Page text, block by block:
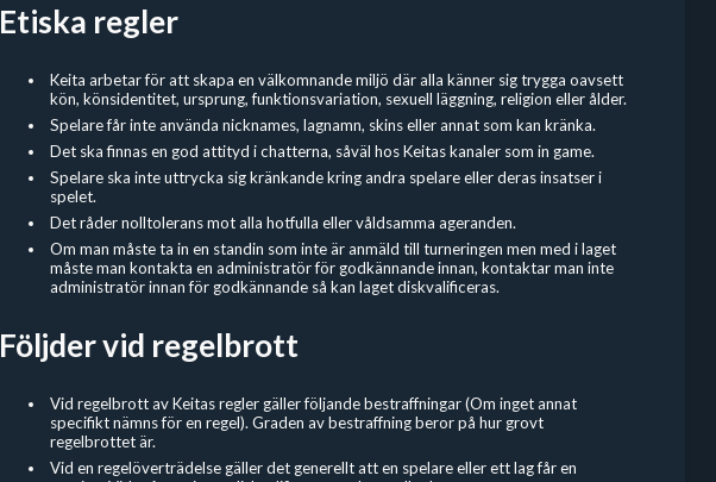
Etiska regler
Keita arbetar för att skapa en välkomnande miljö där alla känner sig trygga oavsett
kön, könsidentitet, ursprung, funktionsvariation, sexuell läggning, religion eller ålder.
Spelare får inte använda nicknames, lagnamn, skins eller annat som kan kränka.
Det ska finnas en god attityd i chatterna, såväl hos Keitas kanaler som in game.
Spelare ska inte uttrycka sig kränkande kring andra spelare eller deras insatser i
spelet.
Det råder nolltolerans mot alla hotfulla eller våldsamma ageranden.
Om man måste ta in en standin som inte är anmäld till turneringen men med i laget
måste man kontakta en administratör för godkännande innan, kontaktar man inte
administratör innan för godkännande så kan laget diskvalificeras.
Följder vid regelbrott
Vid regelbrott av Keitas regler gäller följande bestraffningar (Om inget annat
specifikt nämns för en regel). Graden av bestraffning beror på hur grovt
regelbrottet är.
Vid en regelöverträdelse gäller det generellt att en spelare eller ett lag får en